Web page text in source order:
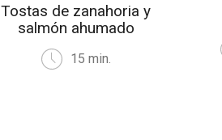
Tostas de zanahoria y
salmón ahumado
15 min.